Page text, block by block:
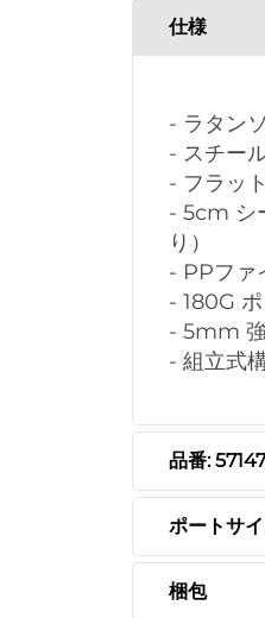
仕様
- ラタン
- スチー
- フラッ
- 5cm シ
り）
- PPファ
- 180G
- 5mm
- 組立式
品番:
ポートサ
梱包